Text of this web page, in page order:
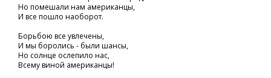
Но помешали нам американцы,
И все пошло наоборот.
Борьбою все увлечены,
И мы боролись - были шансы,
Но солнце ослепило нас,
Всему виной американцы!